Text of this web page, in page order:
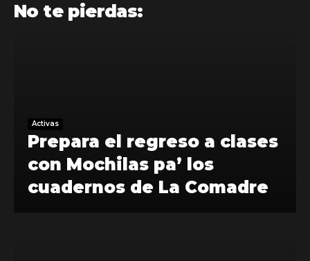
No te pierdas:
Activas
Prepara el regreso a clases
con Mochilas pa’ los
cuadernos de La Comadre